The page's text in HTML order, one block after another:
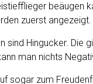
beäugen
zuerst angezeigt.
sind Hingucker.
man nichts
sogar zum